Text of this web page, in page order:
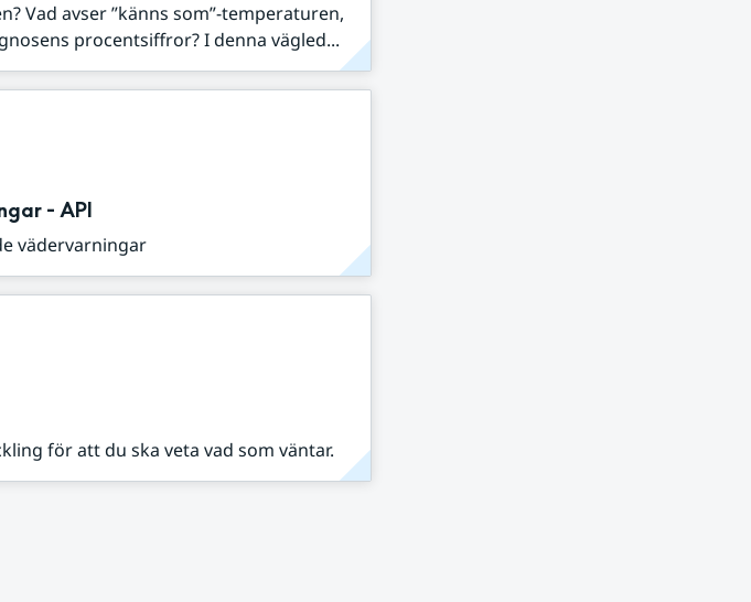
Vad avser ”känns som”-temperaturen,
procentsiffror? I denna vägled...
- API
vädervarningar
för att du ska veta vad som väntar.